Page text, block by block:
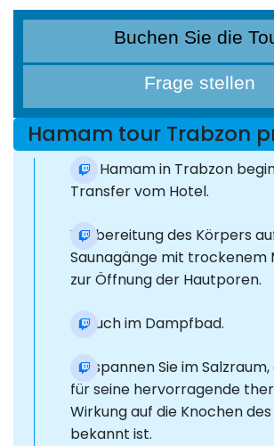
Buchen Sie die
Frage stellen
Hamam tour Trabzon
Der Hamam in Trabzon
Transfer vom Hotel.
Vorbereitung des Körpers
Saunagänge mit trockenem
zur Öffnung der Hautporen.
Besuch im Dampfbad.
Entspannen Sie im
für seine hervorragende
Wirkung auf die Knochen
bekannt ist.